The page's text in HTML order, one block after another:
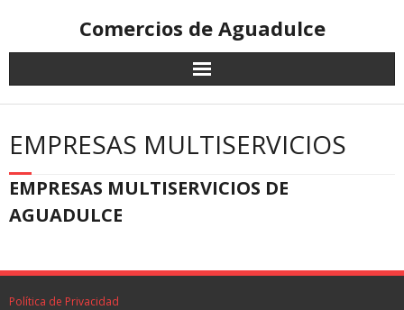
Comercios de Aguadulce
EMPRESAS MULTISERVICIOS
EMPRESAS MULTISERVICIOS DE
AGUADULCE
Política de Privacidad